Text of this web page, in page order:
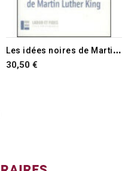
L
es idées noires de Martin Luther King
30,50 €